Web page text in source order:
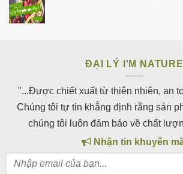
ĐẠI LÝ I'M NATURE
"...Được chiết xuất từ thiên nhiên, an
Chúng tôi tự tin khẳng định rằng sản
chúng tôi luôn đảm bảo về chất
Nhận tin khuyến